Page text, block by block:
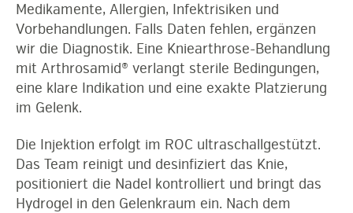
Medikamente, Allergien, Infektrisiken und
Vorbehandlungen. Falls Daten fehlen, ergänzen
wir die Diagnostik. Eine Kniearthrose-Behandlung
mit Arthrosamid® verlangt sterile Bedingungen,
eine klare Indikation und eine exakte Platzierung
im Gelenk.
Die Injektion erfolgt im ROC ultraschallgestützt.
Das Team reinigt und desinfiziert das Knie,
positioniert die Nadel kontrolliert und bringt das
Hydrogel in den Gelenkraum ein. Nach dem